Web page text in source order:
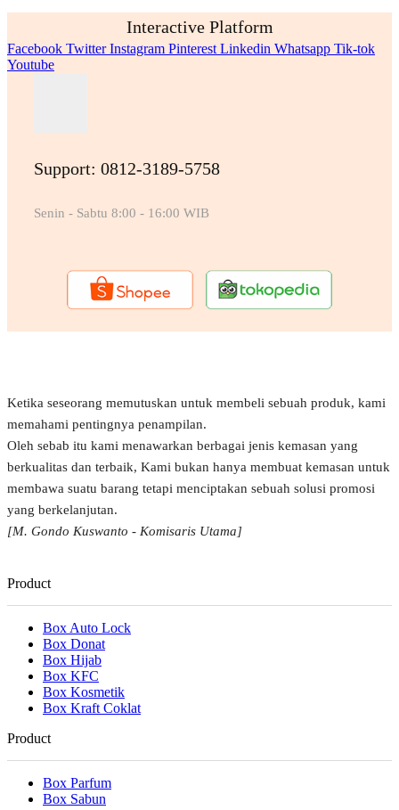
Interactive Platform
Facebook Twitter Instagram Pinterest Linkedin Whatsapp Tik-tok
Youtube
Support: 0812-3189-5758
Senin - Sabtu 8:00 - 16:00 WIB
Ketika seseorang memutuskan untuk membeli sebuah produk, kami
memahami pentingnya penampilan.
Oleh sebab itu kami menawarkan berbagai jenis kemasan yang
berkualitas dan terbaik, Kami bukan hanya membuat kemasan untuk
membawa suatu barang tetapi menciptakan sebuah solusi promosi
yang berkelanjutan.
[M. Gondo Kuswanto - Komisaris Utama]
Product
Box Auto Lock
Box Donat
Box Hijab
Box KFC
Box Kosmetik
Box Kraft Coklat
Product
Box Parfum
Box Sabun